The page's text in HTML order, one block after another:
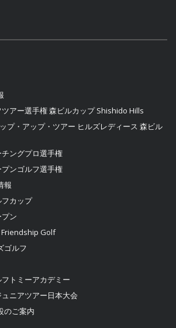
ツアー選手権 森ビルカップ Shishido Hills
プ・アップ・ツアー ヒルズレディース 森ビル
ングプロ選手権
ンゴルフ選手権
報
カップ
ン
Golf
ゴルフ
トミーアカデミー
ニアツアー日本大会
のご案内